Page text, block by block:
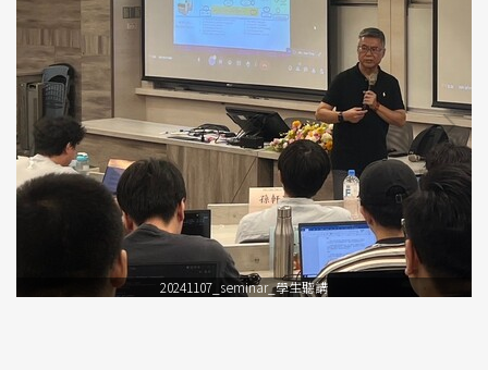
20241107_seminar_學生聽講